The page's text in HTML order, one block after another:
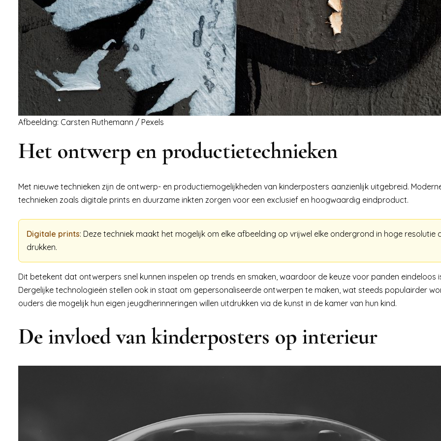
Afbeelding: Carsten Ruthemann / Pexels
Het ontwerp en productietechnieken
Met nieuwe technieken zijn de ontwerp- en productiemogelijkheden van kinderposters aanzienlijk uitgebreid.
technieken zoals digitale prints en duurzame inkten zorgen voor een exclusief en hoogwaardig eindproduct.
Digitale prints: Deze techniek maakt het mogelijk om elke afbeelding op vrijwel elke ondergrond in hoge resolutie
drukken.
Dit betekent dat ontwerpers snel kunnen inspelen op trends en smaken, waardoor de keuze voor panden eindeloos
Dergelijke technologieën stellen ook in staat om gepersonaliseerde ontwerpen te maken, wat steeds populairder
ouders die mogelijk hun eigen jeugdherinneringen willen uitdrukken via de kunst in de kamer van hun kind.
De invloed van kinderposters op interieur